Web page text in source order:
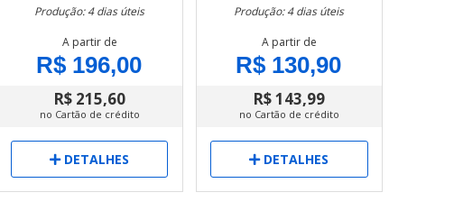
Produção: 4 dias úteis
A partir de
R$ 196,00
R$ 215,60
no Cartão de crédito
DETALHES
Produção: 4 dias úteis
A partir de
R$ 130,90
R$ 143,99
no Cartão de crédito
DETALHES